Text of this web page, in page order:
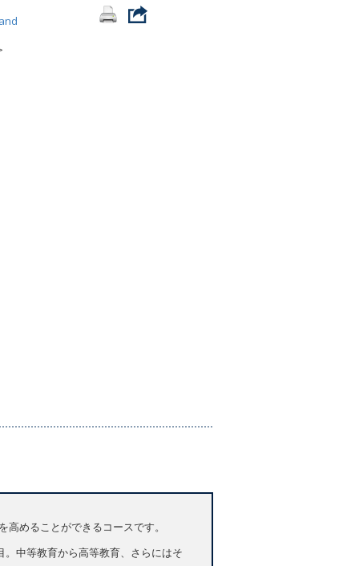
めることができるコースです。
中等教育から高等教育、さらにはそ